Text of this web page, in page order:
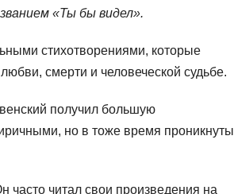
«Ты бы видел».
стихотворениями, которые
смерти и человеческой судьбе.
получил большую
но в тоже время проникнуты
часто читал свои произведения на